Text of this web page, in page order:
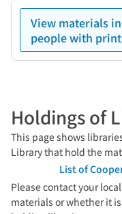
View materials
people with
Holdings of
This page shows
Library that hold the
List of
Please contact your
materials or whether it